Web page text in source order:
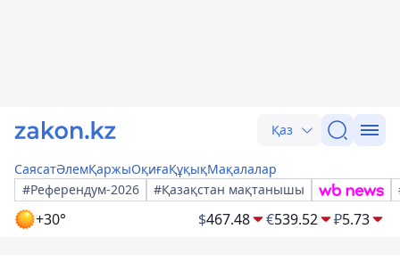
Қаз
СаясатӘлемҚаржыОқиғаҚұқықМақалалар
#Референдум-2026
#Қазақстан мақтанышы
+30° $467.48 €539.52 ₽5.73